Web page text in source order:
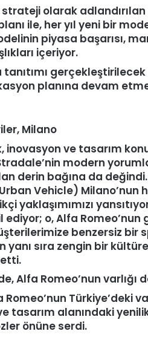
strateji olarak
ile, her yıl yeni bir
piyasa başarısı,
içeriyor.
planına devam
Milano
inovasyon ve tasarım
modern
derin bağına da
Vehicle) Milano’nun
yaklaşımımızı
o, Alfa Romeo’nun
benzersiz bir
yanı sıra zengin bir
Alfa Romeo’nun varlığı
Türkiye’deki
alanındaki
önüne serdi.